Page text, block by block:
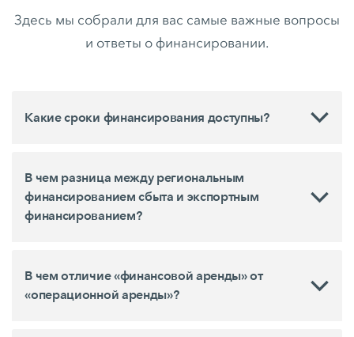
Здесь мы собрали для вас самые важные вопросы
и ответы о финансировании.
Какие сроки финансирования доступны?
В чем разница между региональным
финансированием сбыта и экспортным
финансированием?
В чем отличие «финансовой аренды» от
«операционной аренды»?